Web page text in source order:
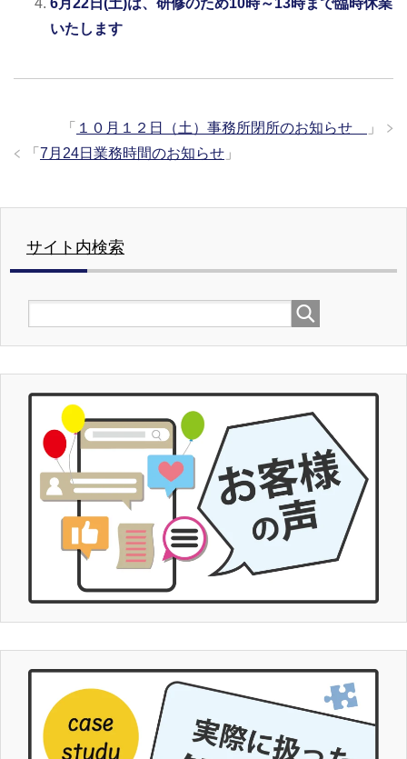
6月22日(土)は、研修のため10時～13時まで臨時休業
いたします
「 １０月１２日（土）事務所閉所のお知らせ
」
「 7月24日業務時間のお知らせ 」
サイト内検索